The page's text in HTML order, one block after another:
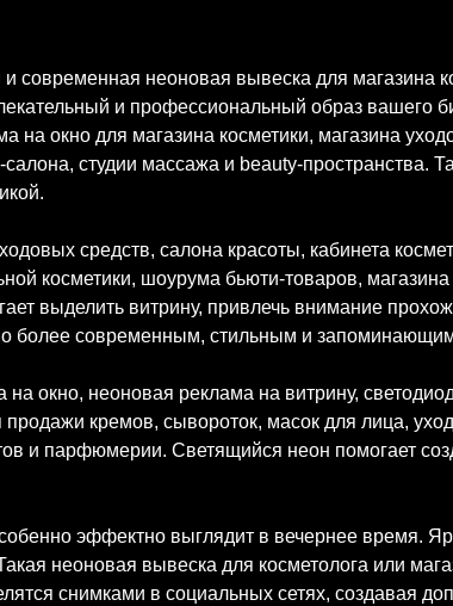
современная неоновая вывеска для магазина
и профессиональный образ
на окно для магазина косметики, магазина
студии массажа и beauty-пространства.
средств, салона красоты, кабинета
косметики, шоурума бьюти-товаров,
выделить витрину, привлечь внимание
более современным, стильным и
окно, неоновая реклама на витрину,
кремов, сывороток, масок для лица,
и парфюмерии. Светящийся неон помогает
эффектно выглядит в вечернее время.
неоновая вывеска для косметолога или
снимками в социальных сетях, создавая